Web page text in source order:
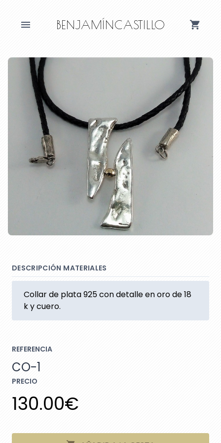
BENJAMÍNCASTILLO
DESCRIPCIÓN MATERIALES
Collar de plata 925 con detalle en oro de 18
k y cuero.
REFERENCIA
CO-1
PRECIO
130.00€